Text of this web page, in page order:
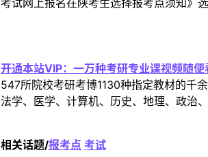
开通本站VIP：一万种考研专业课视频随便
547所院校考研考博1130种指定教材的千
法学、医学、计算机、历史、地理、政治
相关话题/报考点 考试